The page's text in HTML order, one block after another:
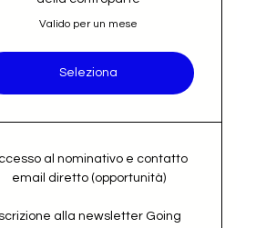
Valido per un mese
Seleziona
al nominativo e contatto
email diretto (opportunità)
alla newsletter Going